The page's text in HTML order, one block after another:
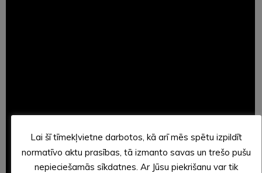
Lai šī tīmekļvietne darbotos, kā arī mēs spētu izpildīt
normatīvo aktu prasības, tā izmanto savas un trešo pušu
nepieciešamās sīkdatnes. Ar Jūsu piekrišanu var tik